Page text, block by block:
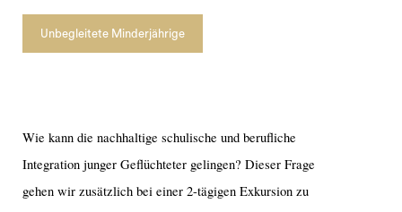
Unbegleitete Minderjährige
Wie kann die nachhaltige schulische und berufliche
Integration junger Geflüchteter gelingen? Dieser Frage
gehen wir zusätzlich bei einer 2-tägigen Exkursion zu